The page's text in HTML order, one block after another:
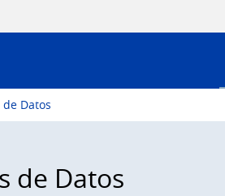
Datos
de Datos